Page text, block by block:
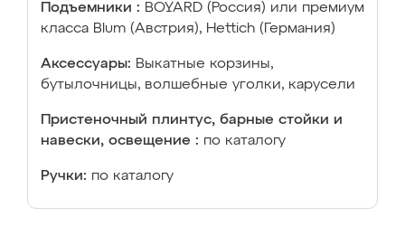
Подъемники : BOYARD (Россия) или премиум
класса Blum (Австрия), Hettich (Германия)
Аксессуары: Выкатные корзины,
бутылочницы, волшебные уголки, карусели
Пристеночный плинтус, барные стойки и
навески, освещение : по каталогу
Ручки: по каталогу